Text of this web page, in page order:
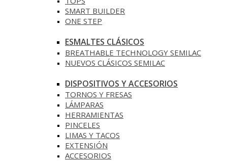
SMART BUILDER
ONE STEP
ESMALTES CLÁSICOS
BREATHABLE TECHNOLOGY SEMILAC
NUEVOS CLÁSICOS SEMILAC
DISPOSITIVOS Y ACCESORIOS
TORNOS Y FRESAS
LÁMPARAS
HERRAMIENTAS
PINCELES
LIMAS Y TACOS
EXTENSIÓN
ACCESORIOS